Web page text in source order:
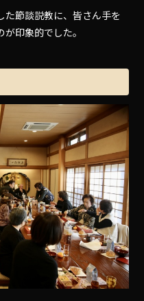
た節談説教に、皆さん手を
印象的でした。